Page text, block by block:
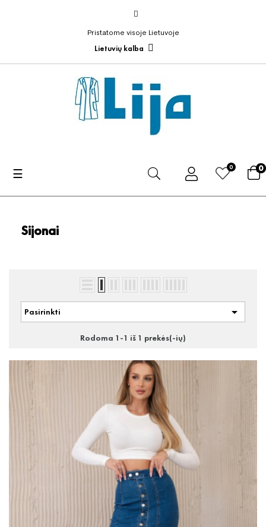
Pristatome visoje Lietuvoje
Lietuvių kalba
Toggle
☰ 0 0
Sijonai
Pasirinkti 
Rodoma 1-1 iš 1 prekės(-ių)